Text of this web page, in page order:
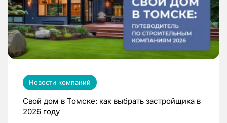
Новости компаний
Свой дом в Томске: как выбрать застройщика в
2026 году